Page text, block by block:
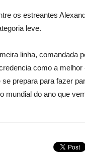
os estreantes
leve.
linha, comandada
como a melhor
prepara para fazer
mundial do ano que